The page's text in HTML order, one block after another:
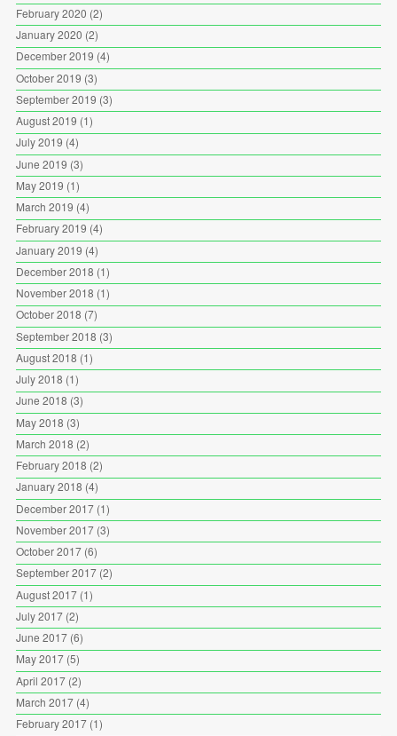
February 2020 (2)
January 2020 (2)
December 2019 (4)
October 2019 (3)
September 2019 (3)
August 2019 (1)
July 2019 (4)
June 2019 (3)
May 2019 (1)
March 2019 (4)
February 2019 (4)
January 2019 (4)
December 2018 (1)
November 2018 (1)
October 2018 (7)
September 2018 (3)
August 2018 (1)
July 2018 (1)
June 2018 (3)
May 2018 (3)
March 2018 (2)
February 2018 (2)
January 2018 (4)
December 2017(1)
November 2017(3)
October 2017(6)
September 2017(2)
August 2017(1)
July 2017(2)
June 2017(6)
May 2017(5)
April 2017(2)
March 2017(4)
February 2017(1)